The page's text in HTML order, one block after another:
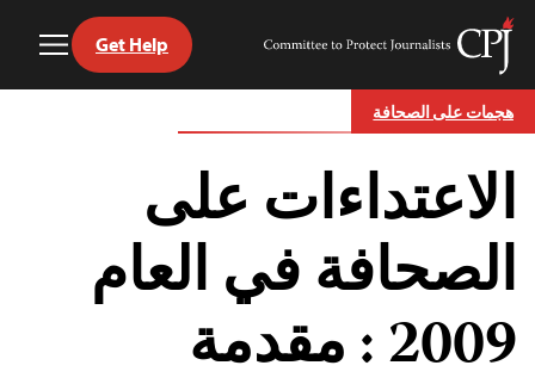
Skip
to
Committee
Protect
Journalists
Get Help
هجمات على الصحافة
الاعتداءات على
الصحافة في العام
2009 : مقدمة